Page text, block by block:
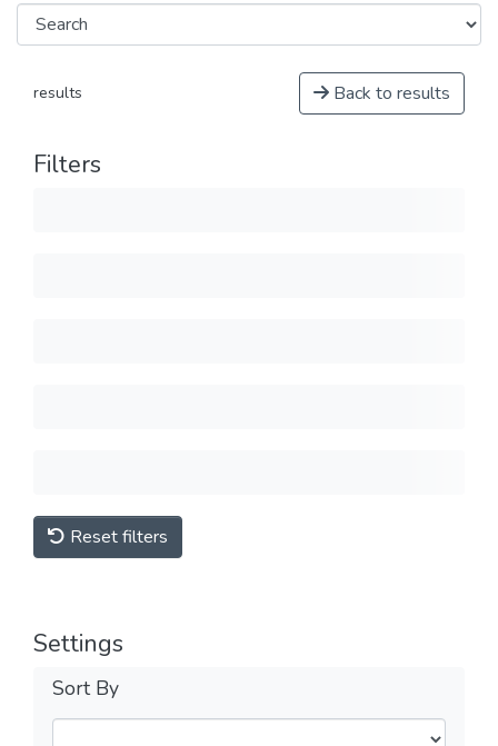
results Back to results
Filters
Reset filters
Settings
Sort By